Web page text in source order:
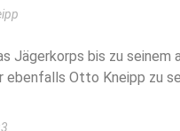
Jägerkorps bis zu
Otto Kneipp zu